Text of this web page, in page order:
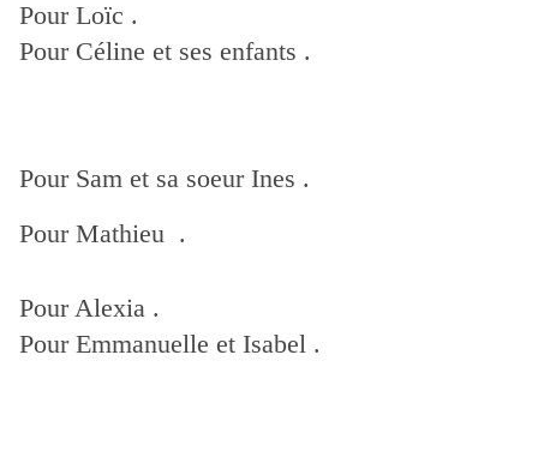
Pour Loïc .
Pour Céline et ses enfants .
Pour Sam et sa soeur Ines .
Pour Mathieu .
Pour Alexia .
Pour Emmanuelle et Isabel .